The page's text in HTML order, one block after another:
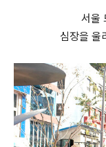
서울
심장을 울